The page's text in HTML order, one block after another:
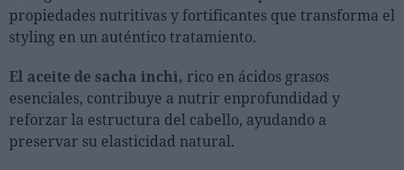
propiedades nutritivas y fortificantes que transforma el
styling en un auténtico tratamiento.
El aceite de sacha inchi, rico en ácidos grasos
esenciales, contribuye a nutrir enprofundidad y
reforzar la estructura del cabello, ayudando a
preservar su elasticidad natural.